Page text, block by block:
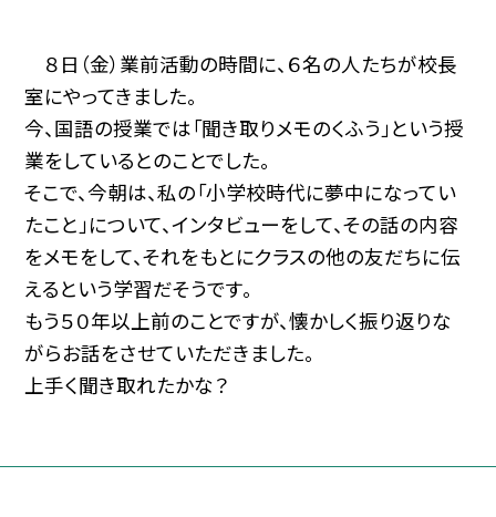
８日（金）業前活動の時間に、６名の人たちが校長
室にやってきました。
今、国語の授業では「聞き取りメモのくふう」という授
業をしているとのことでした。
そこで、今朝は、私の「小学校時代に夢中になってい
たこと」について、インタビューをして、その話の内容
をメモをして、それをもとにクラスの他の友だちに伝
えるという学習だそうです。
もう５０年以上前のことですが、懐かしく振り返りな
がらお話をさせていただきました。
上手く聞き取れたかな？